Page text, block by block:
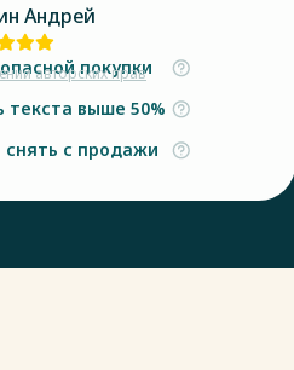
Андрей
авторских прав
покупки
текста выше 50%
с продажи